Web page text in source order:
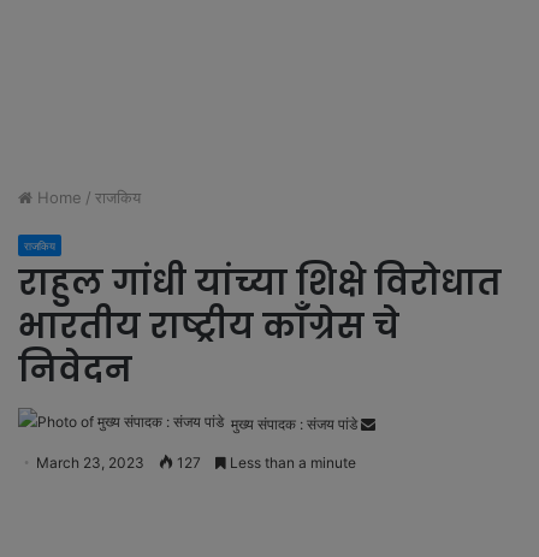
Home / राजकिय
राजकिय
राहुल गांधी यांच्या शिक्षे विरोधात
भारतीय राष्ट्रीय काँग्रेस चे
निवेदन
मुख्य संपादक : संजय पांडे
March 23, 2023 127 Less than a minute